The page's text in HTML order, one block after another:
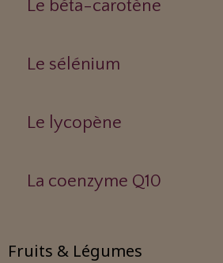
Le béta-carotène
Le sélénium
Le lycopène
La coenzyme Q10
Fruits & Légumes